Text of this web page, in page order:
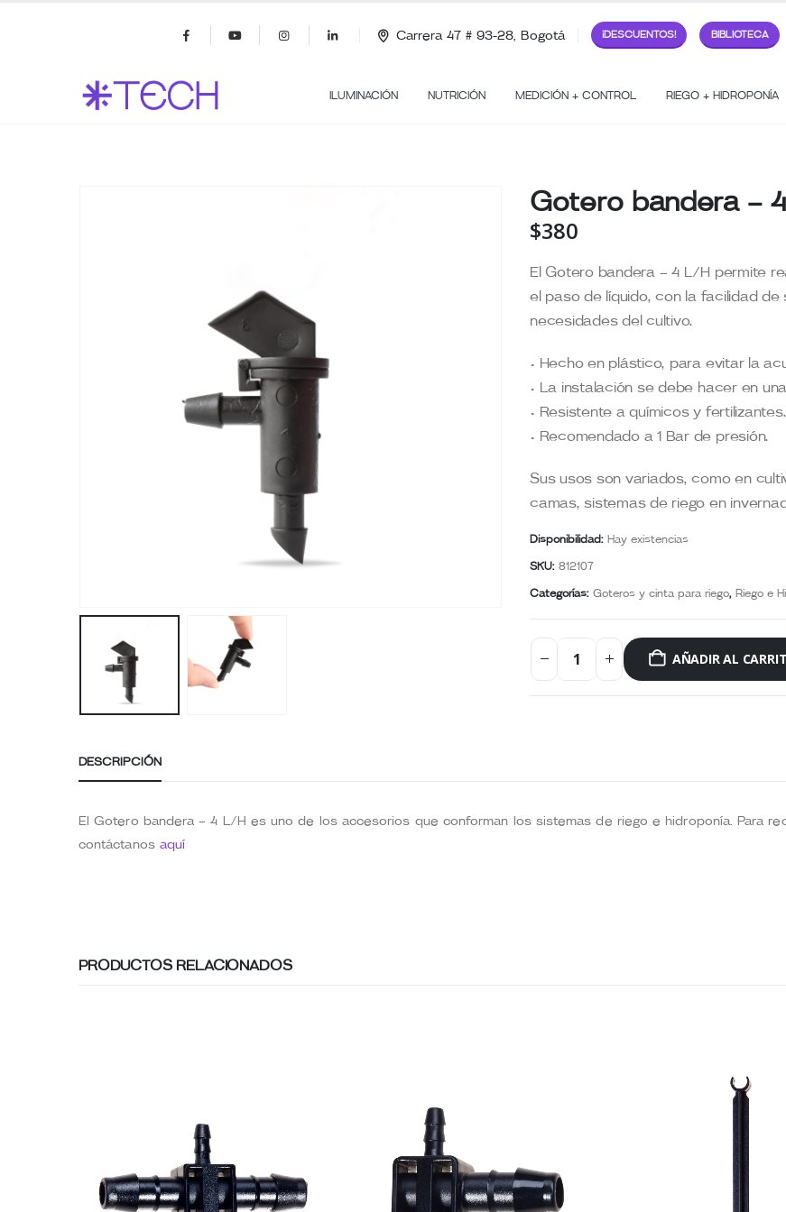
Carrera 47 # 93-28, Bogotá ¡DESCUENTOS! BIBLIOTECA
ILUMINACIÓN NUTRICIÓN MEDICIÓN + CONTROL RIEGO + HIDROPONÍA
Gotero bandera –
$380
El Gotero bandera – 4 L/H permite
el paso de líquido, con la facilidad
necesidades del cultivo.
• Hecho en plástico, para evitar la
• La instalación se debe hacer en
• Resistente a químicos y fertilizantes.
• Recomendado a 1 Bar de presión.
Sus usos son variados, como en
camas, sistemas de riego en
Disponibilidad: Hay existencias
SKU: 812107
Categorías: Goteros y cinta para riego, Riego e
AÑADIR AL
DESCRIPCIÓN
El Gotero bandera – 4 L/H es uno de los accesorios que conforman los sistemas de riego e hidroponía. Para
contáctanos aquí
PRODUCTOS RELACIONADOS